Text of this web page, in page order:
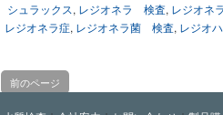
シュラックス, レジオネラ 検査, レジオネ
レジオネラ症, レジオネラ菌 検査, レジオ
前のページ